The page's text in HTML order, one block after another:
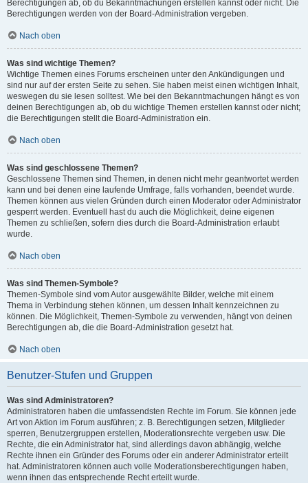
Berechtigungen ab, ob du Bekanntmachungen erstellen kannst oder nicht. Die
Berechtigungen werden von der Board-Administration vergeben.
Nach oben
Was sind wichtige Themen?
Wichtige Themen eines Forums erscheinen unter den Ankündigungen und
sind nur auf der ersten Seite zu sehen. Sie haben meist einen wichtigen Inhalt,
weswegen du sie lesen solltest. Wie bei den Bekanntmachungen hängt es von
deinen Berechtigungen ab, ob du wichtige Themen erstellen kannst oder nicht;
die Berechtigungen stellt die Board-Administration ein.
Nach oben
Was sind geschlossene Themen?
Geschlossene Themen sind Themen, in denen nicht mehr geantwortet werden
kann und bei denen eine laufende Umfrage, falls vorhanden, beendet wurde.
Themen können aus vielen Gründen durch einen Moderator oder Administrator
gesperrt werden. Eventuell hast du auch die Möglichkeit, deine eigenen
Themen zu schließen, sofern dies durch die Board-Administration erlaubt
wurde.
Nach oben
Was sind Themen-Symbole?
Themen-Symbole sind vom Autor ausgewählte Bilder, welche mit einem
Thema in Verbindung stehen können, um dessen Inhalt kennzeichnen zu
können. Die Möglichkeit, Themen-Symbole zu verwenden, hängt von deinen
Berechtigungen ab, die die Board-Administration gesetzt hat.
Nach oben
Benutzer-Stufen und Gruppen
Was sind Administratoren?
Administratoren haben die umfassendsten Rechte im Forum. Sie können jede
Art von Aktion im Forum ausführen; z. B. Berechtigungen setzen, Mitglieder
sperren, Benutzergruppen erstellen, Moderationsrechte vergeben usw. Die
Rechte, die ein Administrator hat, sind allerdings davon abhängig, welche
Rechte ihnen ein Gründer des Forums oder ein anderer Administrator erteilt
hat. Administratoren können auch volle Moderationsberechtigungen haben,
wenn ihnen das entsprechende Recht erteilt wurde.